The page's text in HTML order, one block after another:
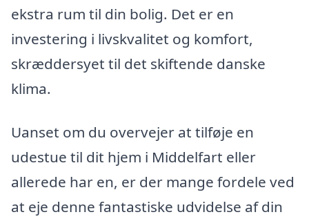
ekstra rum til din bolig. Det er en
investering i livskvalitet og komfort,
skræddersyet til det skiftende danske
klima.
Uanset om du overvejer at tilføje en
udestue til dit hjem i Middelfart eller
allerede har en, er der mange fordele ved
at eje denne fantastiske udvidelse af din